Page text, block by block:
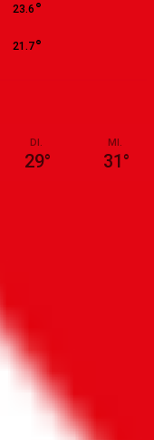
23.6 °
21.7°
DI.
29°
MI.
31°